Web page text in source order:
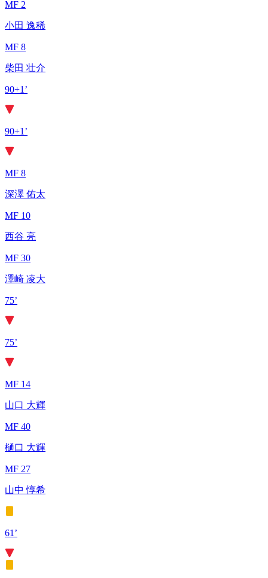
MF 2
小田 逸稀
MF 8
柴田 壮介
90+1’
90+1’
MF 8
深澤 佑太
MF 10
西谷 亮
MF 30
澤崎 凌大
75’
75’
MF 14
山口 大輝
MF 40
樋口 大輝
MF 27
山中 惇希
61’